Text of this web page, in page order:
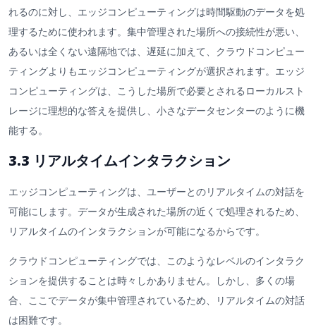
れるのに対し、エッジコンピューティングは時間駆動のデータを処
理するために使われます。集中管理された場所への接続性が悪い、
あるいは全くない遠隔地では、遅延に加えて、クラウドコンピュー
ティングよりもエッジコンピューティングが選択されます。エッジ
コンピューティングは、こうした場所で必要とされるローカルスト
レージに理想的な答えを提供し、小さなデータセンターのように機
能する。
3.3 リアルタイムインタラクション
エッジコンピューティングは、ユーザーとのリアルタイムの対話を
可能にします。データが生成された場所の近くで処理されるため、
リアルタイムのインタラクションが可能になるからです。
クラウドコンピューティングでは、このようなレベルのインタラク
ションを提供することは時々しかありません。しかし、多くの場
合、ここでデータが集中管理されているため、リアルタイムの対話
は困難です。